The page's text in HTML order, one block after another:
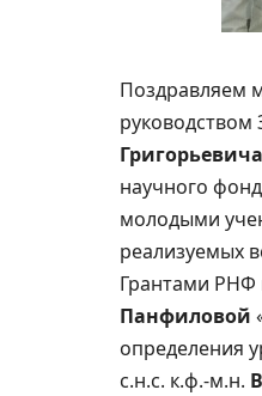
Поздравляем
руководством
научного
молодыми
реализуемых
Грантами РНФ
Панфиловой
определения
с.н.с. к.ф.-м.н.